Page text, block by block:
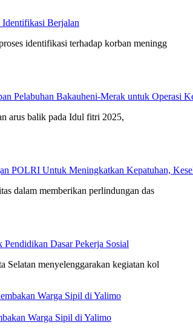
Identifikasi Berjalan
identifikasi terhadap korban meningg
Pelabuhan Bakauheni-Merak untuk Operasi
arus balik pada Idul fitri 2025,
POLRI Untuk Meningkatkan Kepatuhan,
dalam memberikan perlindungan das
Dasar Pekerja Sosial
Selatan menyelenggarakan kegiatan kol
Warga Sipil di Yalimo